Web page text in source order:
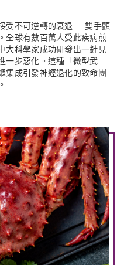
受不可逆轉的衰退──雙手顫
全球有數百萬人受此疾病煎
大科學家成功研發出一針見
一步惡化。這種「微型武
集成引發神經退化的致命團